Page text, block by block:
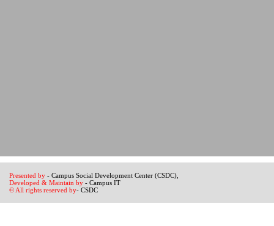
Presented by - Campus Social Development Center (CSDC),
Developed & Maintain by - Campus IT
© All rights reserved by- CSDC